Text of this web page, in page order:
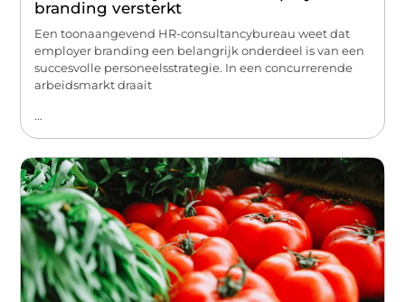
branding versterkt
Een toonaangevend HR-consultancybureau weet dat
employer branding een belangrijk onderdeel is van een
succesvolle personeelsstrategie. In een concurrerende
arbeidsmarkt draait
...